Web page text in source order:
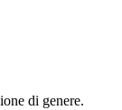
di genere.